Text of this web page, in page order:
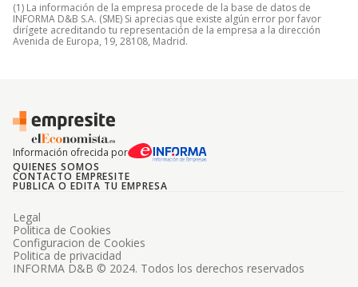
(1) La información de la empresa procede de la base de datos de
INFORMA D&B S.A. (SME) Si aprecias que existe algún error por favor
dirígete acreditando tu representación de la empresa a la dirección
Avenida de Europa, 19, 28108, Madrid.
Información ofrecida por
QUIENES SOMOS
CONTACTO EMPRESITE
PUBLICA O EDITA TU EMPRESA
INFORMA D&B © 2024. Todos los derechos reservados
Legal
Politica de Cookies
Configuracion de Cookies
Politica de privacidad